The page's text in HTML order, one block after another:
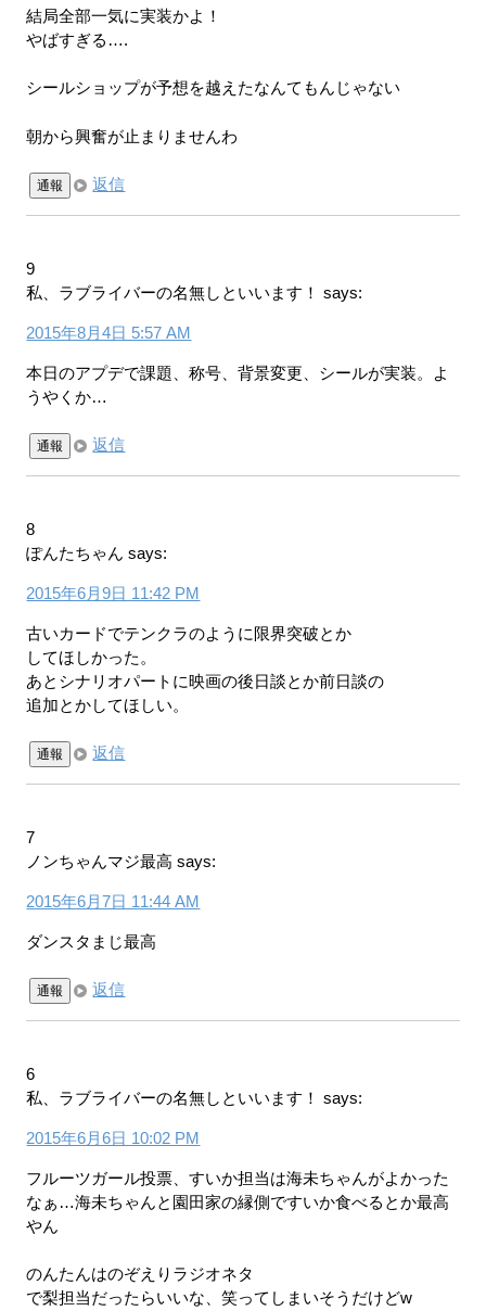
結局全部一気に実装かよ！
やばすぎる….
シールショップが予想を越えたなんてもんじゃない
朝から興奮が止まりませんわ
通報 返信
9
私、ラブライバーの名無しといいます！
says:
2015年8月4日 5:57 AM
本日のアプデで課題、称号、背景変更、シールが実装。よ
うやくか…
通報 返信
8
ぽんたちゃん says:
2015年6月9日 11:42 PM
古いカードでテンクラのように限界突破とか
してほしかった。
あとシナリオパートに映画の後日談とか前日談の
追加とかしてほしい。
通報 返信
7
ノンちゃんマジ最高 says:
2015年6月7日 11:44 AM
ダンスタまじ最高
通報 返信
6
私、ラブライバーの名無しといいます！
says:
2015年6月6日 10:02 PM
フルーツガール投票、すいか担当は海未ちゃんがよかった
なぁ…海未ちゃんと園田家の縁側ですいか食べるとか最高
やん
のんたんはのぞえりラジオネタ
で梨担当だったらいいな、笑ってしまいそうだけどw